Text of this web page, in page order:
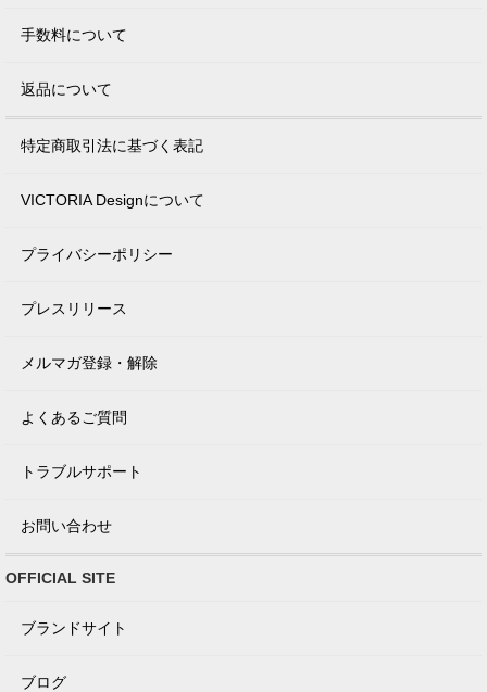
手数料について
返品について
特定商取引法に基づく表記
VICTORIA Designについて
プライバシーポリシー
プレスリリース
メルマガ登録・解除
よくあるご質問
トラブルサポート
お問い合わせ
OFFICIAL SITE
ブランドサイト
ブログ